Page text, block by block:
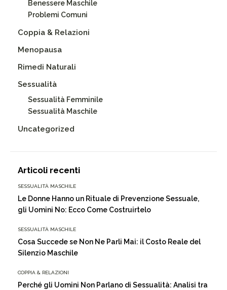
Benessere Maschile
Problemi Comuni
Coppia & Relazioni
Menopausa
Rimedi Naturali
Sessualità
Sessualità Femminile
Sessualità Maschile
Uncategorized
Articoli recenti
SESSUALITÀ MASCHILE
Le Donne Hanno un Rituale di Prevenzione Sessuale,
gli Uomini No: Ecco Come Costruirtelo
SESSUALITÀ MASCHILE
Cosa Succede se Non Ne Parli Mai: il Costo Reale del
Silenzio Maschile
COPPIA & RELAZIONI
Perché gli Uomini Non Parlano di Sessualità: Analisi tra